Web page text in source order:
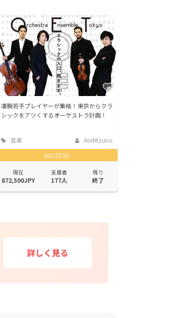
凄腕若手プレイヤーが集結！東京からクラ
シックをアツくするオーケストラ計画！
音楽
AoiMizuno
SUCCESS
現在
872,500JPY
支援者
177人
残り
終了